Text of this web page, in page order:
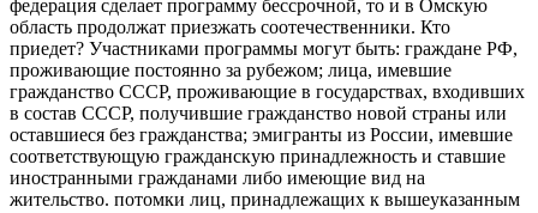
федерация сделает программу бессрочной, то и в Омскую
область продолжат приезжать соотечественники. Кто
приедет? Участниками программы могут быть: граждане РФ,
проживающие постоянно за рубежом; лица, имевшие
гражданство СССР, проживающие в государствах, входивших
в состав СССР, получившие гражданство новой страны или
оставшиеся без гражданства; эмигранты из России, имевшие
соответствующую гражданскую принадлежность и ставшие
иностранными гражданами либо имеющие вид на
жительство. потомки лиц, принадлежащих к вышеуказанным